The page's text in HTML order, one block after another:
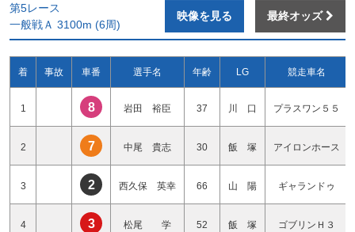
第5レース
一般戦Ａ 3100m (6周)
映像を見る 最終オッズ
着 事故 車番 選手名 年齢 LG 競走車名
1 8 岩田 裕臣 37 川 口 プラスワン５５
2 7 中尾 貴志 30 飯 塚 アイロンホース
3 2 西久保 英幸 66 山 陽 ギャランドゥ
4 3 松尾 学 52 飯 塚 ゴブリンＨ３